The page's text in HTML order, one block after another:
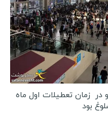
در زمان تعطیلات اول ماه
بود